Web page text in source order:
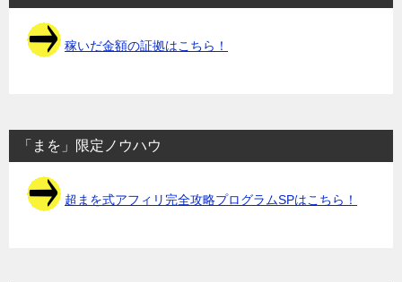
稼いだ金額の証拠はこちら！
「まを」限定ノウハウ
超まを式アフィリ完全攻略プログラムSPはこちら！